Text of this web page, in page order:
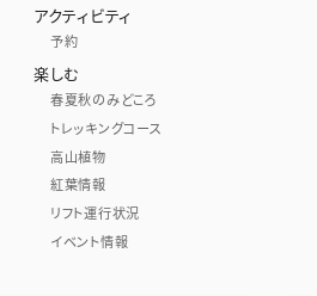
アクティビティ
予約
楽しむ
春夏秋のみどころ
トレッキングコース
高山植物
紅葉情報
リフト運行状況
イベント情報